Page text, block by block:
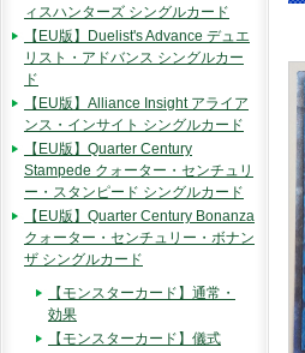
ィスハンターズ シングルカード
【EU版】Duelist's Advance デュエ
リスト・アドバンス シングルカー
ド
【EU版】Alliance Insight アライア
ンス・インサイト シングルカード
【EU版】Quarter Century
Stampede クォーター・センチュリ
ー・スタンピード シングルカード
【EU版】Quarter Century Bonanza
クォーター・センチュリー・ボナン
ザ シングルカード
【モンスターカード】通常・
効果
【モンスターカード】儀式